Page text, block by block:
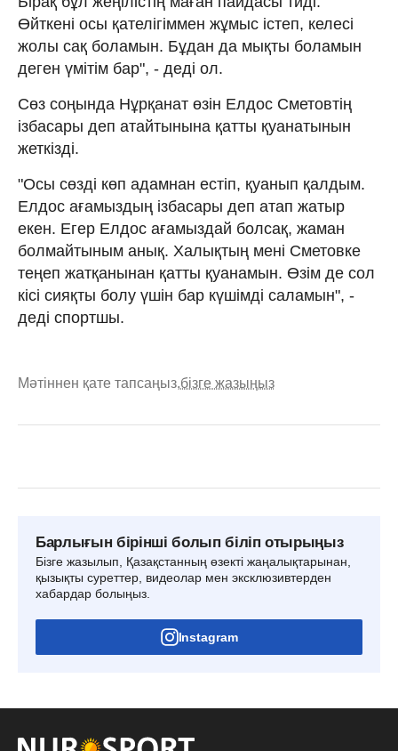
Өйткені осы қателігіммен жұмыс істеп, келесі
жолы сақ боламын. Бұдан да мықты боламын
деген үмітім бар", - деді ол.
Сөз соңында Нұрқанат өзін Елдос Сметовтің
ізбасары деп атайтынына қатты қуанатынын
жеткізді.
"Осы сөзді көп адамнан естіп, қуанып қалдым.
Елдос ағамыздың ізбасары деп атап жатыр
екен. Егер Елдос ағамыздай болсақ, жаман
болмайтыным анық. Халықтың мені Сметовке
теңеп жатқанынан қатты қуанамын. Өзім де сол
кісі сияқты болу үшін бар күшімді саламын", -
деді спортшы.
Мәтіннен қате тапсаңыз,бізге жазыңыз
Барлығын бірінші болып біліп отырыңыз
Бізге жазылып, Қазақстанның өзекті жаңалықтарынан,
қызықты суреттер, видеолар мен эксклюзивтерден
хабардар болыңыз.
Instagram